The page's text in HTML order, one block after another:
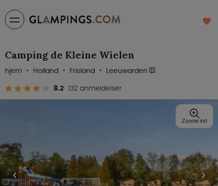
Camping de Kleine Wielen
8.2 132 anmeldelser
hjem Holland Frisland Leeuwarden
Zoome ind